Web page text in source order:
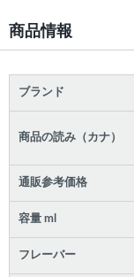
商品情報
ブランド
商品の読み（カナ）
通販参考価格
容量 ml
フレーバー